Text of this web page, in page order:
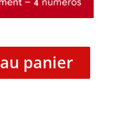
panier